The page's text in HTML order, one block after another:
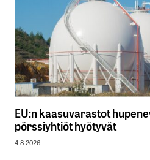
EU:n kaasuvarastot
pörssiyhtiöt hyötyvät
4.8.2026